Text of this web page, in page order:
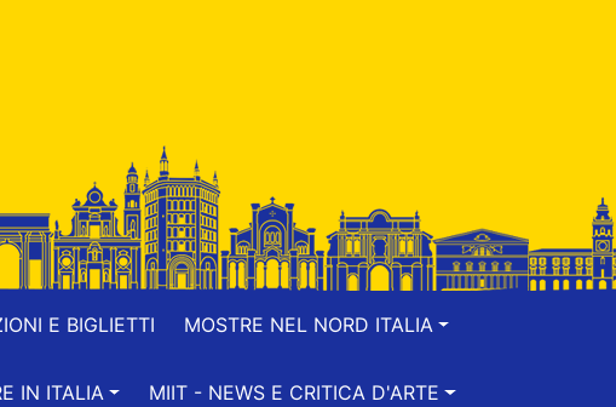
E BIGLIETTI MOSTRE NEL NORD ITALIA
IN ITALIA MIIT - NEWS E CRITICA D'ARTE